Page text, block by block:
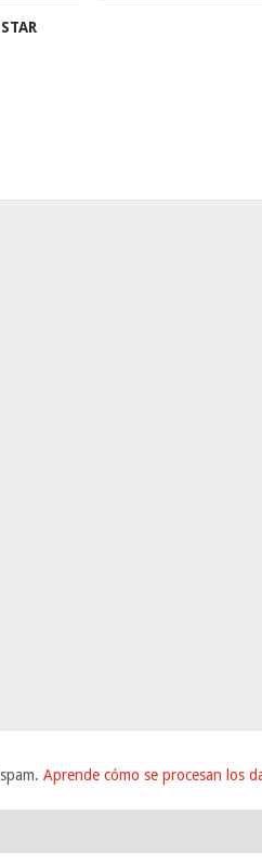
Aprende cómo se procesan los